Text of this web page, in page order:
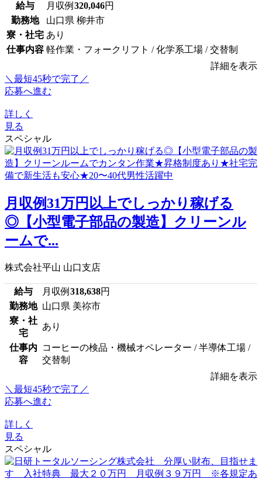
給与 月収例 320,046円
勤務地
山口県 柳井市
寮・社宅 あり
仕事内容 軽作業・フォークリフト / 化学系工場 / 交替制
詳細を表示
＼最短45秒で完了／
応募へ進む
詳しく
見る
スペシャル
月収例31万円以上でしっかり稼げる
◎【小型電子部品の製造】クリーンル
ームで...
株式会社平山 山口支店
給与 月収例 318,638円
勤務地 山口県 美祢市
寮・社
宅
あり
仕事内
容
コーヒーの検品・機械オペレーター / 半導体工場 /
交替制
詳細を表示
＼最短45秒で完了／
応募へ進む
詳しく
見る
スペシャル